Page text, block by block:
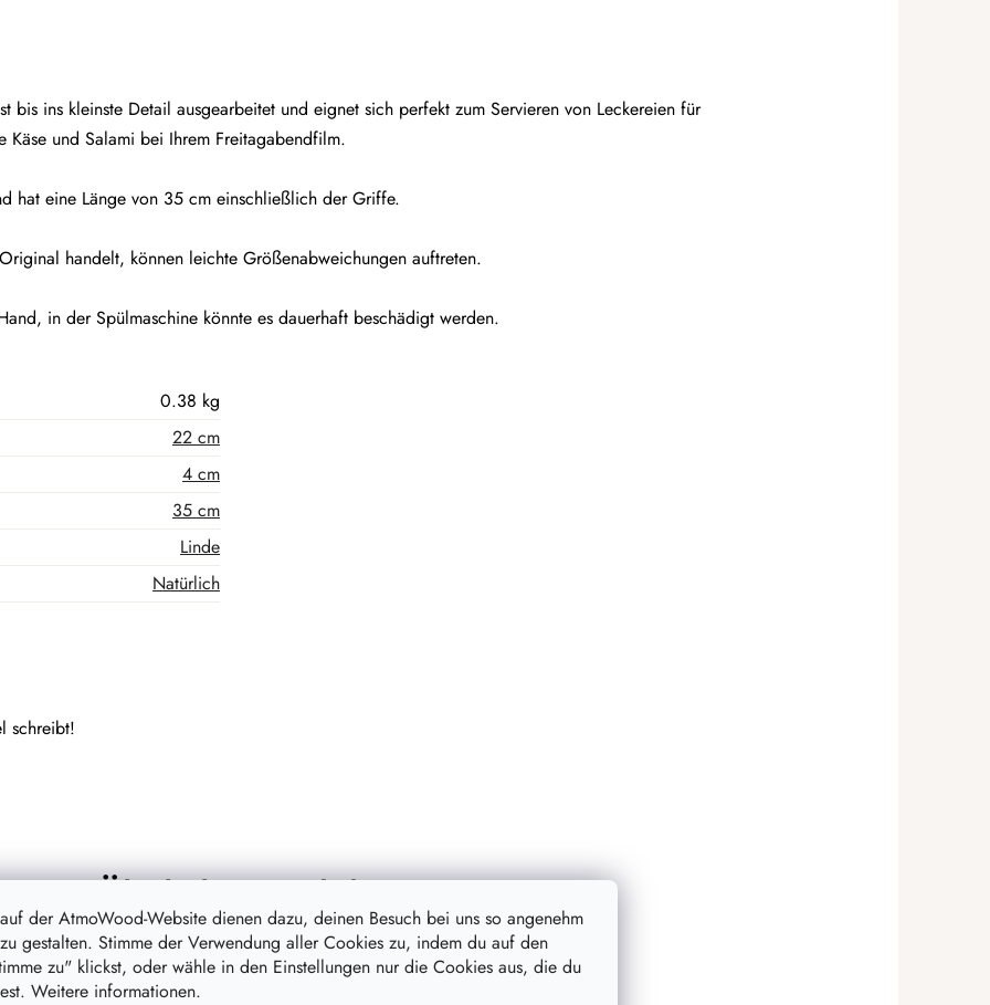
der AtmoWood-Website dienen dazu, deinen Besuch bei uns so angenehm
gestalten. Stimme der Verwendung aller Cookies zu, indem du auf den
zu" klickst, oder wähle in den Einstellungen nur die Cookies aus, die du
Weitere informationen.
bis ins kleinste Detail ausgearbeitet und eignet sich perfekt zum Servieren von Leckereien für
Käse und Salami bei Ihrem Freitagabendfilm.
hat eine Länge von 35 cm einschließlich der Griffe.
handelt, können leichte Größenabweichungen auftreten.
in der Spülmaschine könnte es dauerhaft beschädigt werden.
0.38 kg
22 cm
4 cm
35 cm
Linde
Natürlich
schreibt!
Ähnliche Produkte
–20 % –20 %